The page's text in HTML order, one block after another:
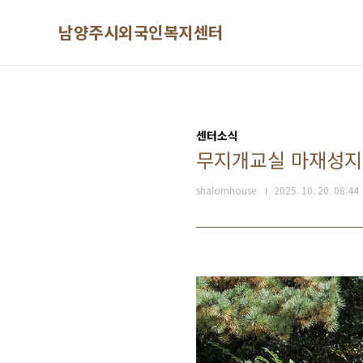
남양주시외국인복지센터
센터소식
무지개교실 마재성
shalomhouse 2025. 10. 20. 08:44